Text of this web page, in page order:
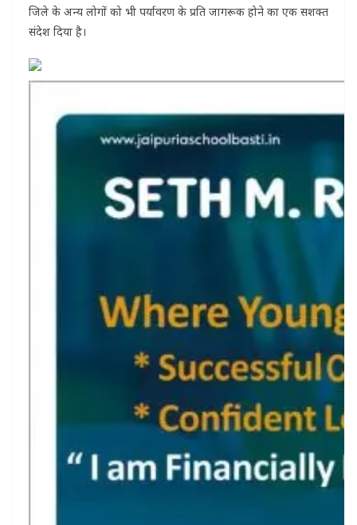
जिले के अन्य लोगों को भी पर्यावरण के प्रति जागरूक होने का एक सशक्त
संदेश दिया है।